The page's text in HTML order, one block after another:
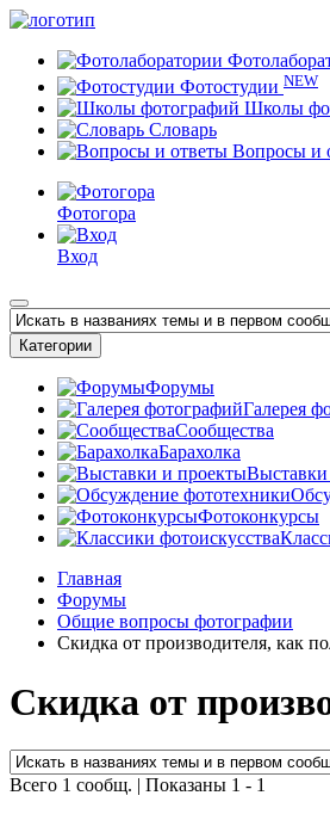
Фотостудии NEW
Школы
Словарь
Вопросы и
Фотогора
Вход
Категории
Форумы
Галерея
Сообщества
Барахолка
Фотоконкурсы
Главная
Форумы
Общие вопросы фотографии
Скидка от производителя, как
Скидка от
Всего 1 сообщ. | Показаны 1 - 1